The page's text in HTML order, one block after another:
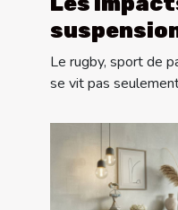
équipes
Le rugby, sport de
se vit pas